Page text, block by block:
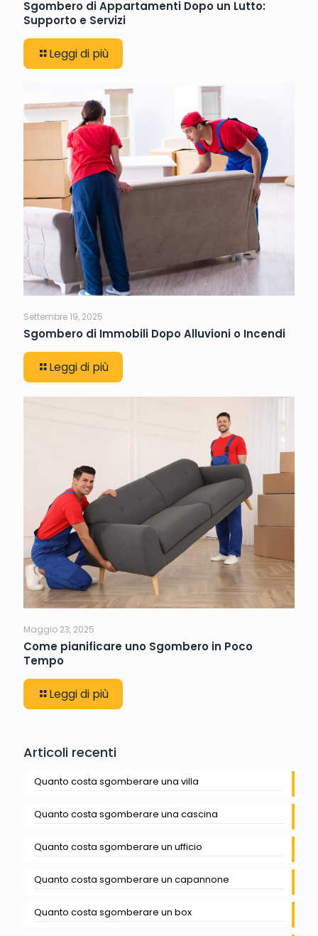
Sgombero di Appartamenti Dopo un Lutto:
Supporto e Servizi
Leggi di più
Settembre 19, 2025
Sgombero di Immobili Dopo Alluvioni o Incendi
Leggi di più
Maggio 23, 2025
Come pianificare uno Sgombero in Poco
Tempo
Leggi di più
Articoli recenti
Quanto costa sgomberare una villa
Quanto costa sgomberare una cascina
Quanto costa sgomberare un ufficio
Quanto costa sgomberare un capannone
Quanto costa sgomberare un box